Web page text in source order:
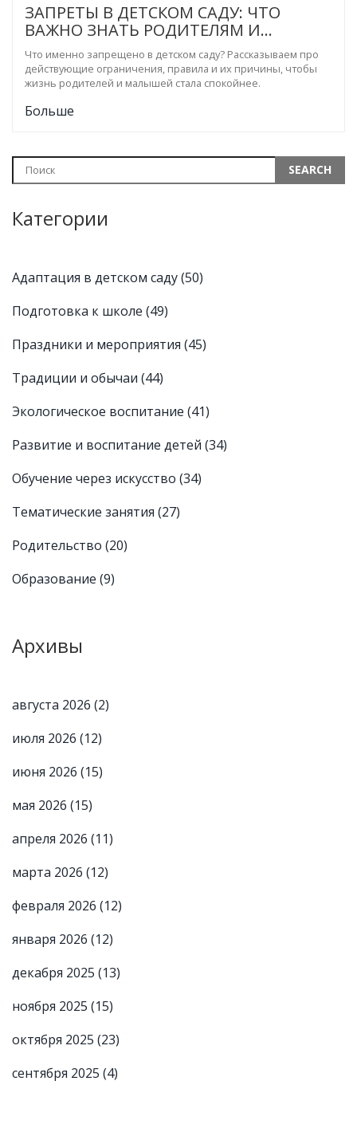
ЗАПРЕТЫ В ДЕТСКОМ САДУ: ЧТО
ВАЖНО ЗНАТЬ РОДИТЕЛЯМ И
ВОСПИТАТЕЛЯМ
Что именно запрещено в детском саду? Рассказываем про
действующие ограничения, правила и их причины, чтобы
жизнь родителей и малышей стала спокойнее.
Больше
Категории
Адаптация в детском саду(50)
Подготовка к школе (49)
Праздники и мероприятия (45)
Традиции и обычаи (44)
Экологическое воспитание (41)
Развитие и воспитание детей (34)
Обучение через искусство (34)
Тематические занятия (27)
Родительство (20)
Образование (9)
Архивы
августа 2026 (2)
июля 2026 (12)
июня 2026 (15)
мая 2026 (15)
апреля 2026 (11)
марта 2026 (12)
февраля 2026 (12)
января 2026 (12)
декабря 2025 (13)
ноября 2025 (15)
октября 2025 (23)
сентября 2025 (4)